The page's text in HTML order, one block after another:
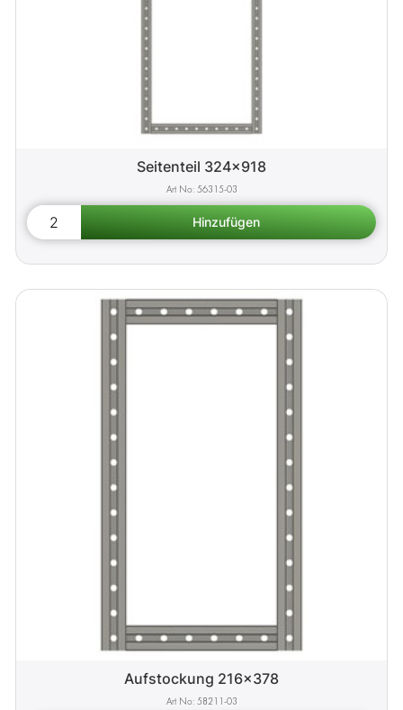
Seitenteil 324x918
56315-03
Aufstockung 216x378
58211-03